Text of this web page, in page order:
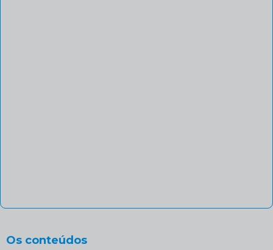
Os conteúdos